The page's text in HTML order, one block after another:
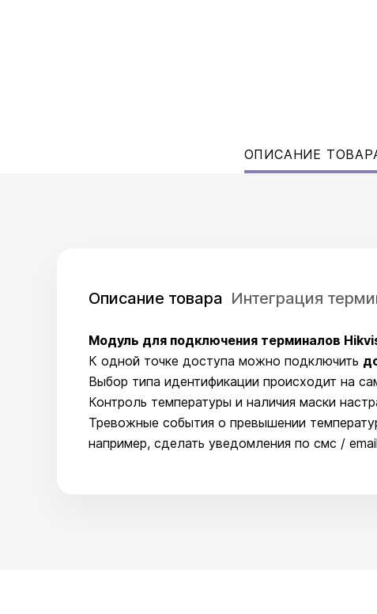
ОПИСАНИЕ
Описание товара Интеграция
Модуль для подключения терминалов
К одной точке доступа можно подключить
Выбор типа идентификации происходит на
Контроль температуры и наличия маски
Тревожные события о превышении
например, сделать уведомления по смс /